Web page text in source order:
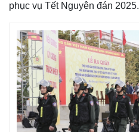
phục vụ Tết Nguyên đán 2025.